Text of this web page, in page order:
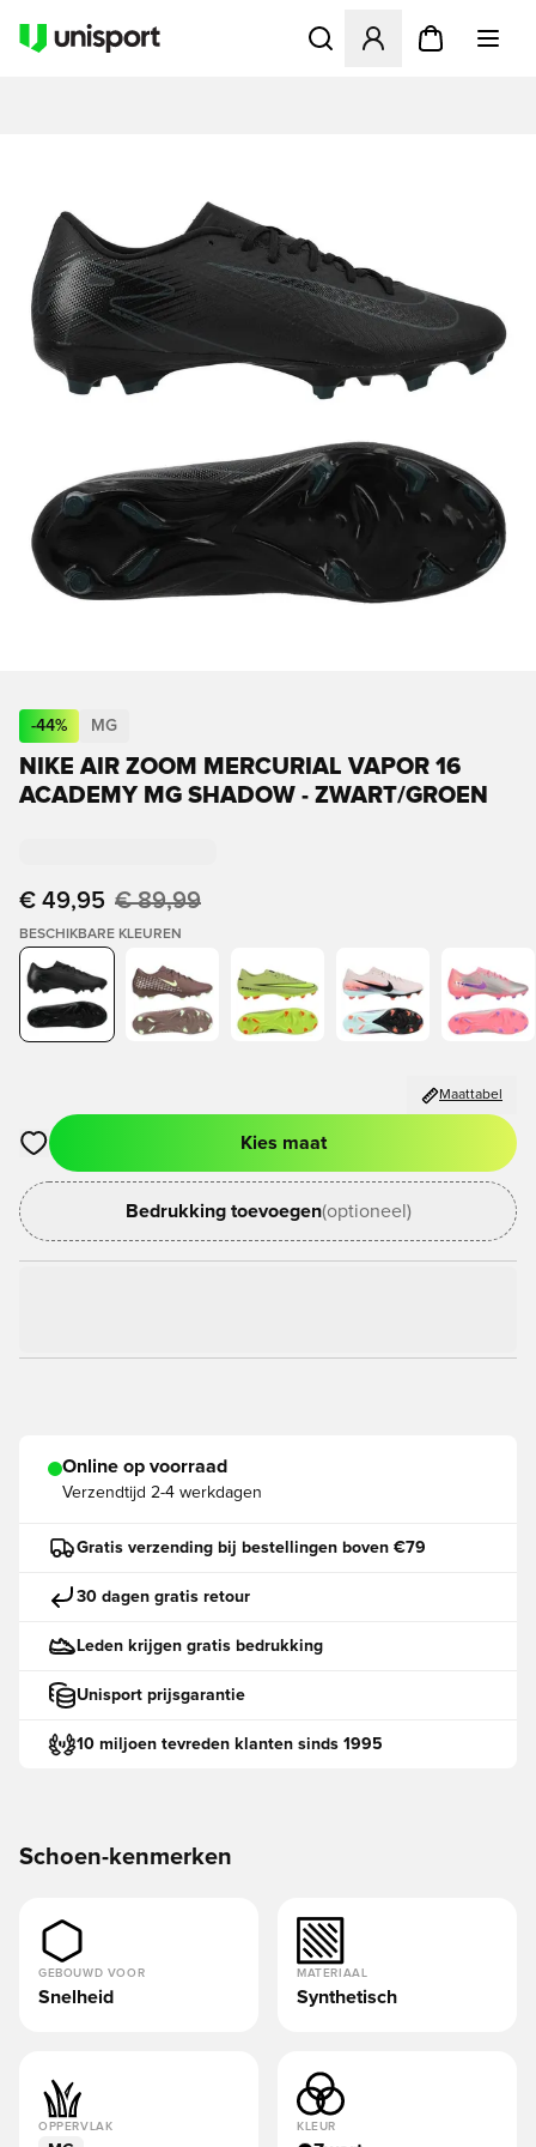
Opent een venster om in
-44% MG
NIKE AIR ZOOM MERCURIAL VAPOR 16
ACADEMY MG SHADOW - ZWART/GROEN
€ 49,95 € 89,99
BESCHIKBARE KLEUREN
Maattabel
Opent een venster om in te loggen of je aan te melden als lid
Kies maat
Bedrukking toevoegen(optioneel)
Online op voorraad
Verzendtijd 2-4 werkdagen
Gratis verzending bij bestellingen boven €79
30 dagen gratis retour
Leden krijgen gratis bedrukking
Unisport prijsgarantie
10 miljoen tevreden klanten sinds 1995
Schoen-kenmerken
GEBOUWD VOOR
Snelheid
MATERIAAL
Synthetisch
OPPERVLAK KLEUR